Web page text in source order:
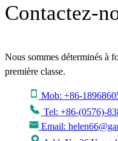
Contactez-
Nous sommes déterminés à
première classe.
Mob: +86-
Tel: +86-(0576)-
Email: